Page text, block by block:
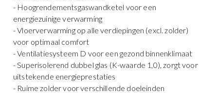
- Hoogrendementsgaswandketel voor een
energiezuinige verwarming
- Vloerverwarming op alle verdiepingen (excl. zolder)
voor optimaal comfort
- Ventilatiesysteem D voor een gezond binnenklimaat
- Superisolerend dubbel glas (K-waarde 1,0), zorgt voor
uitstekende energieprestaties
- Ruime zolder voor verschillende doeleinden